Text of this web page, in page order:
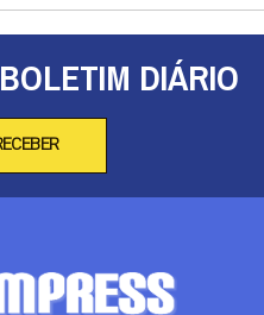
DIÁRIO